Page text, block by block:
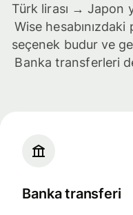
Türk lirası → Japon
Wise hesabınızdaki
seçenek budur ve
Banka transferleri
Banka transferi